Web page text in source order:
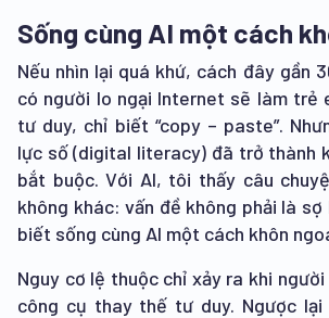
Sống cùng AI một cách
Nếu nhìn lại quá khứ, cách đây gần
có người lo ngại Internet sẽ làm trẻ
tư duy, chỉ biết “copy – paste”.
lực số (digital literacy) đã trở thành
bắt buộc. Với AI, tôi thấy câu
không khác: vấn đề không phải là
biết sống cùng AI một cách khôn
Nguy cơ lệ thuộc chỉ xảy ra khi
công cụ thay thế tư duy. Ngược lại